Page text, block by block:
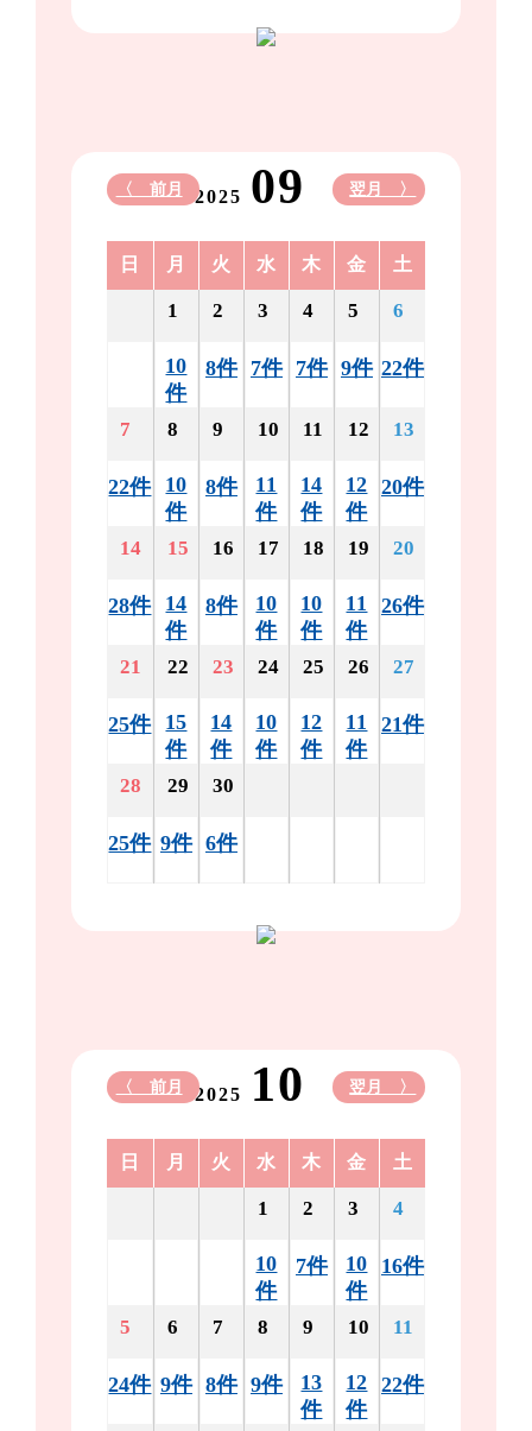
2025 09
〈 前月 翌月 〉
日 月 火 水 木 金 土
1
10
件
2
8件
3
7件
4
7件
5
9件
6
22件
7
22件
8
10
件
9
8件
10
11
件
11
14
件
12
12
件
13
20件
14
28件
15
14
件
16
8件
17
10
件
18
10
件
19
11
件
20
26件
21
25件
22
15
件
23
14
件
24
10
件
25
12
件
26
11
件
27
21件
28
25件
29
9件
30
6件
2025 10
〈 前月 翌月 〉
日 月 火 水 木 金 土
1
10
件
2
7件
3
10
件
4
16件
5
24件
6
9件
7
8件
8
9件
9
13
件
10
12
件
11
22件